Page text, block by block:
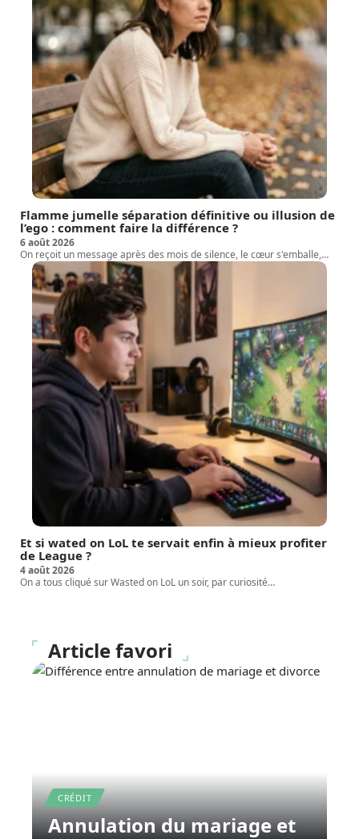
Flamme jumelle séparation définitive ou illusion de
l’ego : comment faire la différence ?
6 août 2026
On reçoit un message après des mois de silence, le cœur s'emballe,…
Et si wated on LoL te servait enfin à mieux profiter
de League ?
4 août 2026
On a tous cliqué sur Wasted on LoL un soir, par curiosité…
Article favori
CRÉDIT
Annulation du mariage et